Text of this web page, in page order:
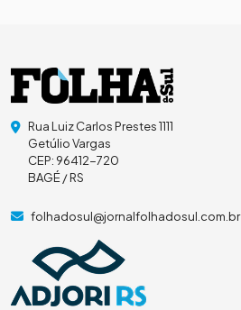
Rua Luiz Carlos Prestes 1111
Getúlio Vargas
CEP: 96412-720
BAGÉ / RS
folhadosul@jornalfolhadosul.com.br